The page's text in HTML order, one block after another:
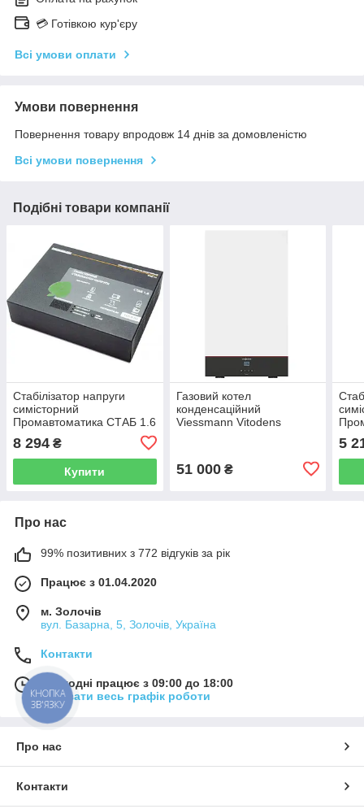
💳 Готівкою кур'єру
Всі умови оплати
Умови повернення
Повернення товару впродовж 14 днів за домовленістю
Всі умови повернення
Подібні товари компанії
Стабілізатор напруги
симісторний
Промавтоматика СТАБ 1.6
8 294 ₴
Купити
Газовий котел
конденсаційний
Viessmann Vitodens
51 000₴
5
Про нас
99% позитивних з 772 відгуків за рік
Працює з 01.04.2020
м. Золочів
вул. Базарна, 5, Золочів, Україна
Контакти
Сьогодні працює з 09:00 до 18:00
Показати весь графік роботи
Про нас
Контакти
КНОПКА
ЗВ'ЯЗКУ